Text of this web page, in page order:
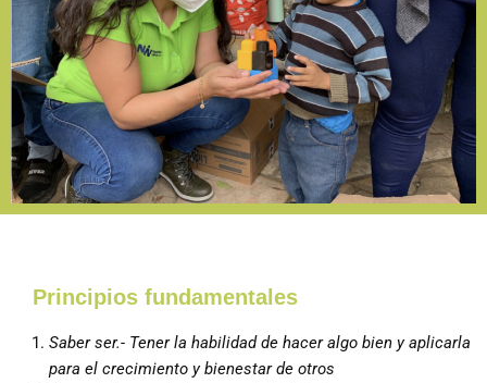
Principios fundamentales
Saber ser.- Tener la habilidad de hacer algo bien y aplicarla
para el crecimiento y bienestar de otros